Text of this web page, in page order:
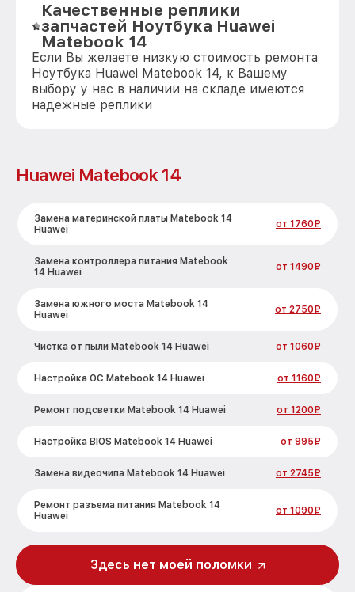
Качественные реплики
запчастей Ноутбука Huawei
Matebook 14
Если Вы желаете низкую стоимость ремонта
Ноутбука Huawei Matebook 14, к Вашему
выбору у нас в наличии на складе имеются
надежные реплики
Huawei Matebook 14
Замена материнской платы Matebook 14
Huawei
от 1760₽
Замена контроллера питания Matebook
14 Huawei
от 1490₽
Замена южного моста Matebook 14
Huawei
от 2750₽
Чистка от пыли Matebook 14 Huawei от 1060₽
Настройка ОС Matebook 14 Huawei от 1160₽
Ремонт подсветки Matebook 14 Huawei от 1200₽
Настройка BIOS Matebook 14 Huawei от 995₽
Замена видеочипа Matebook 14 Huawei от 2745₽
Ремонт разъема питания Matebook 14
Huawei
от 1090₽
Замена видеокарты Matebook 14 Huawei от 2045₽
от 2500₽
Здесь нет моей поломки